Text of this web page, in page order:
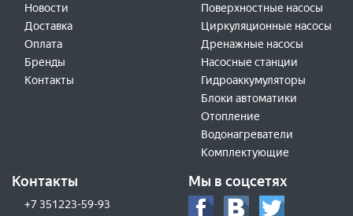
Новости
Доставка
Оплата
Бренды
Контакты
Поверхностные насосы
Циркуляционные насосы
Дренажные насосы
Насосные станции
Гидроаккумуляторы
Блоки автоматики
Отопление
Водонагреватели
Комплектующие
Контакты
+7 351223-59-93
Мы в соцсетях